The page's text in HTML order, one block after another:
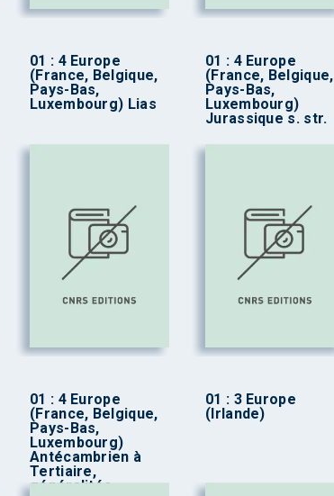
01 : 4 Europe
(France, Belgique,
Pays-Bas,
Luxembourg) Lias
01 : 4 Europe
(France, Belgique,
Pays-Bas,
Luxembourg)
Jurassique s. str.
01 : 4 Europe
(France, Belgique,
Pays-Bas,
Luxembourg)
Antécambrien à
Tertiaire,
généralités
01 : 3 Europe
(Irlande)